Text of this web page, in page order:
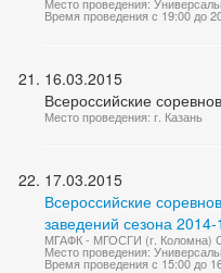
Время проведения с 19:00 до
16.03.2015
Всероссийские
Место проведения: г. Казань
17.03.2015
Всероссийские
заведений сезона
МГАФК - МГОСГИ (г. Коломна)
Место проведения:
Время проведения с 15:00 до